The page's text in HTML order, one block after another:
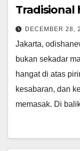
Tradisional
DECEMBER 28,
Jakarta,
bukan sekadar
hangat di atas
kesabaran, dan
memasak. Di